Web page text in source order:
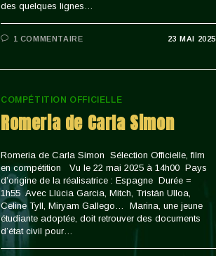
des quelques lignes…
1 COMMENTAIRE 23 MAI 2025
COMPÉTITION OFFICIELLE
Romeria de Carla Simon
Romeria de Carla Simon Sélection Officielle, film
en compétition Vu le 22 mai 2025 à 14h00 Pays
d’origine de la réalisatrice : Espagne Durée =
1h55 Avec Llúcia Garcia, Mitch, Tristán Ulloa,
Celine Tyll, Miryam Gallego… Marina, une jeune
étudiante adoptée, doit retrouver des documents
d’état civil pour…